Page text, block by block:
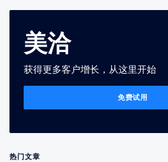
美洽
获得更多客户增长，从这里开始
免费试用
热门文章